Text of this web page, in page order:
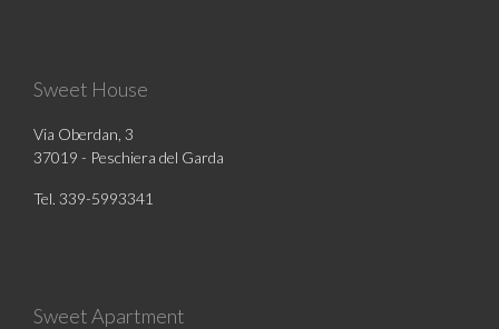
Sweet House
Via Oberdan, 3
37019 - Peschiera del Garda
Tel. 339-5993341
Sweet Apartment